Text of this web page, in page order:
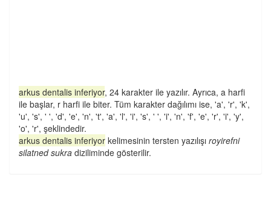
arkus dentalis inferiyor, 24 karakter ile yazılır. Ayrıca, a harfi
ile başlar, r harfi ile biter. Tüm karakter dağılımı ise, 'a', 'r', 'k',
'u', 's', ' ', 'd', 'e', 'n', 't', 'a', 'l', 'i', 's', ' ', 'i', 'n', 'f', 'e', 'r', 'i', 'y',
'o', 'r', şeklindedir.
arkus dentalis inferiyor kelimesinin tersten yazılışı royirefni
silatned sukra diziliminde gösterilir.